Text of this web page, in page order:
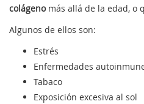
colágenomás allá de la edad, o
Algunos de ellos son:
Estrés
Enfermedades
Tabaco
Exposición excesiva al sol